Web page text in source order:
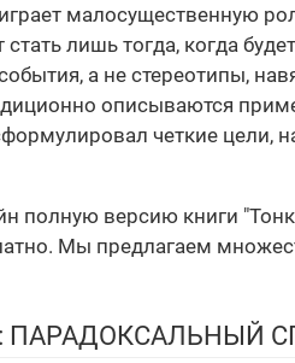
малосущественную
лишь тогда, когда
а не стереотипы,
описываются
четкие цели,
полную версию книги
Мы предлагаем
ПАРАДОКСАЛЬНЫЙ